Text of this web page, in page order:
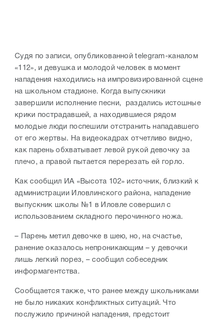
Судя по записи, опубликованной telegram-каналом
«112», и девушка и молодой человек в момент
нападения находились на импровизированной сцене
на школьном стадионе. Когда выпускники
завершили исполнение песни, раздались истошные
крики пострадавшей, а находившиеся рядом
молодые люди поспешили отстранить нападавшего
от его жертвы. На видеокадрах отчетливо видно,
как парень обхватывает левой рукой девочку за
плечо, а правой пытается перерезать ей горло.
Как сообщил ИА «Высота 102» источник, близкий к
администрации Иловлинского района, нападение
выпускник школы №1 в Иловле совершил с
использованием складного перочинного ножа.
– Парень метил девочке в шею, но, на счастье,
ранение оказалось непроникающим – у девочки
лишь легкий порез, – сообщил собеседник
информагентства.
Сообщается также, что ранее между школьниками
не было никаких конфликтных ситуаций. Что
послужило причиной нападения, предстоит